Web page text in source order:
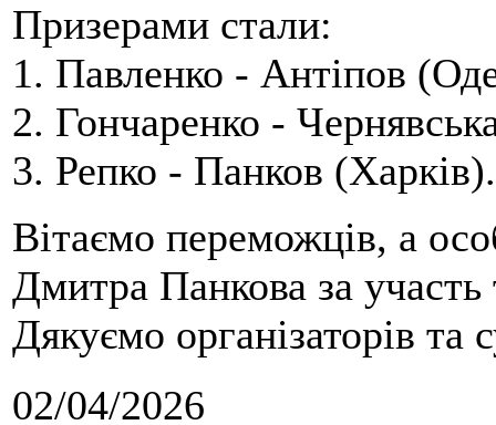
Призерами стали:
1. Павленко - Антіпов
2. Гончаренко -
3. Репко - Панков (Харків).
Вітаємо переможців, а
Дмитра Панкова за
Дякуємо організаторів та
02/04/2026